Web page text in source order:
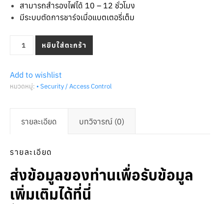
สามารถสำรองไฟได้ 10 – 12 ชั่วโมง
มีระบบตัดการชาร์จเมื่อแบตเตอรี่เต็ม
จำนวน แบตเตอรี่สำรองไฟสำหรับเครื่องสแกนลายนิ้วมือ
หยิบใส่ตะกร้า
Add to wishlist
หมวดหมู่: • Security / Access Control
รายละเอียด บทวิจารณ์ (0)
รายละเอียด
ส่งข้อมูลของท่านเพื่อรับข้อมูล
เพิ่มเติมได้ที่นี่